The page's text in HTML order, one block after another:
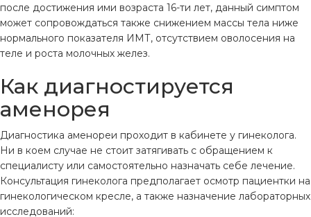
после достижения ими возраста 16-ти лет, данный симптом
может сопровождаться также снижением массы тела ниже
нормального показателя ИМТ, отсутствием оволосения на
теле и роста молочных желез.
Как диагностируется
аменорея
Диагностика аменореи проходит в кабинете у гинеколога.
Ни в коем случае не стоит затягивать с обращением к
специалисту или самостоятельно назначать себе лечение.
Консультация гинеколога предполагает осмотр пациентки на
гинекологическом кресле, а также назначение лабораторных
исследований: